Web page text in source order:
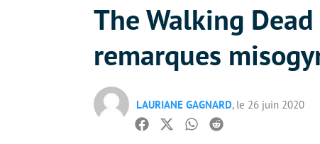
The Walking
remarques
LAURIANE GAGNARD, le 26 juin 2020
Facebook
TwitterWhatsapp
Reddit